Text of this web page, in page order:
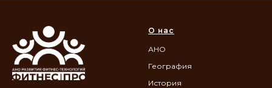
О нас
АНО
География
История